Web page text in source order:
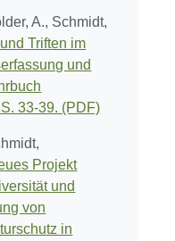
A., Schmidt,
Triften im
und
33-39. (PDF)
Projekt
und
von
in